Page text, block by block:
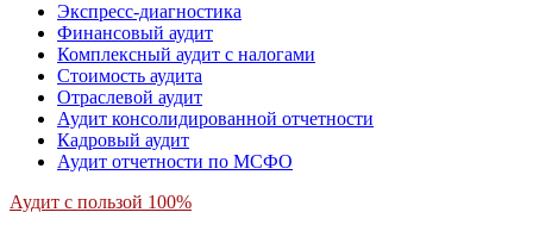
Экспресс-диагностика
Финансовый аудит
Комплексный аудит с налогами
Стоимость аудита
Отраслевой аудит
Аудит консолидированной отчетности
Кадровый аудит
Аудит отчетности по МСФО
Аудит с пользой 100%